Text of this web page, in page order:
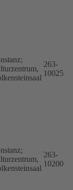
263-
10025
263-
10200